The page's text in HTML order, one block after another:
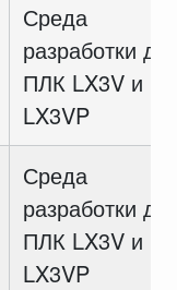
Среда
разработки
ПЛК LX3V и
LX3VP
Среда
разработки
ПЛК LX3V и
LX3VP